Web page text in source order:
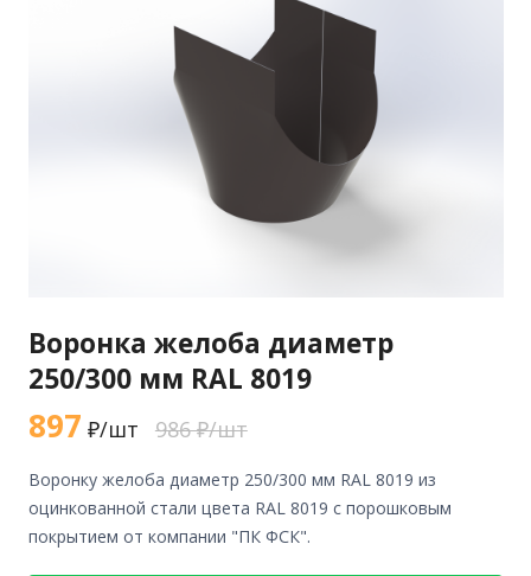
Воронка желоба диаметр
250/300 мм RAL 8019
897 ₽/шт 986 ₽/шт
воронку желоба диаметр 250/300 мм RAL 8019 из
оцинкованной стали цвета RAL 8019 с порошковым
покрытием от компании "ПК ФСК".